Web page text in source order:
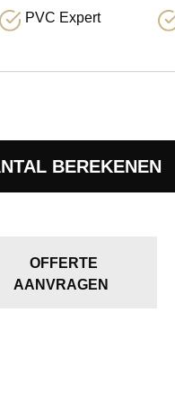
PVC Expert
BEREKENEN
OFFERTE
AANVRAGEN